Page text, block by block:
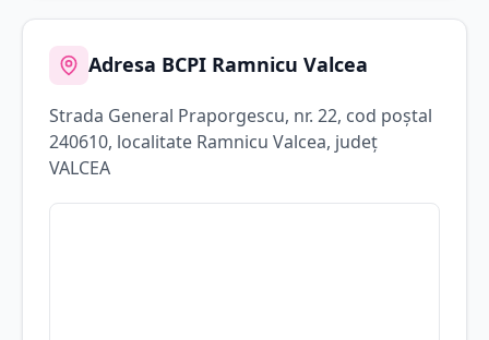
Adresa BCPI Ramnicu Valcea
Strada General Praporgescu, nr. 22, cod poștal
240610, localitate Ramnicu Valcea, județ
VALCEA